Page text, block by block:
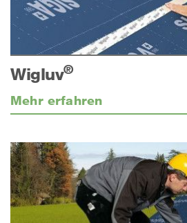
Wigluv®
Mehr erfahren